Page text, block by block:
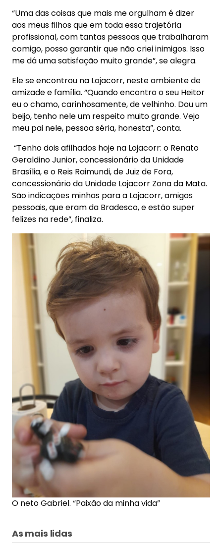
“Uma das coisas que mais me orgulham é dizer
aos meus filhos que em toda essa trajetória
profissional, com tantas pessoas que trabalharam
comigo, posso garantir que não criei inimigos. Isso
me dá uma satisfação muito grande”, se alegra.
Ele se encontrou na Lojacorr, neste ambiente de
amizade e família. “Quando encontro o seu Heitor
eu o chamo, carinhosamente, de velhinho. Dou um
beijo, tenho nele um respeito muito grande. Vejo
meu pai nele, pessoa séria, honesta”, conta.
“Tenho dois afilhados hoje na Lojacorr: o Renato
Geraldino Junior, concessionário da Unidade
Brasília, e o Reis Raimundi, de Juiz de Fora,
concessionário da Unidade Lojacorr Zona da Mata.
São indicações minhas para a Lojacorr, amigos
pessoais, que eram da Bradesco, e estão super
felizes na rede”, finaliza.
O neto Gabriel. “Paixão da minha vida”
As mais lidas